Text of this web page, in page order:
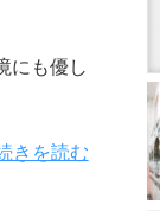
にも優し
きを読む